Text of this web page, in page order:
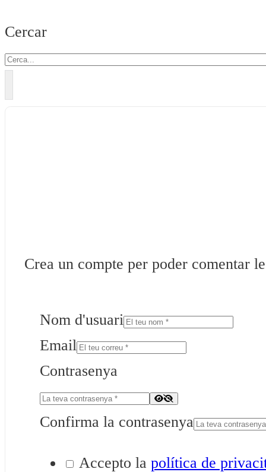
Cercar
Crea un compte per poder comentar
Nom d'usuari
Email
Contrasenya
Confirma la contrasenya
Accepto la política de